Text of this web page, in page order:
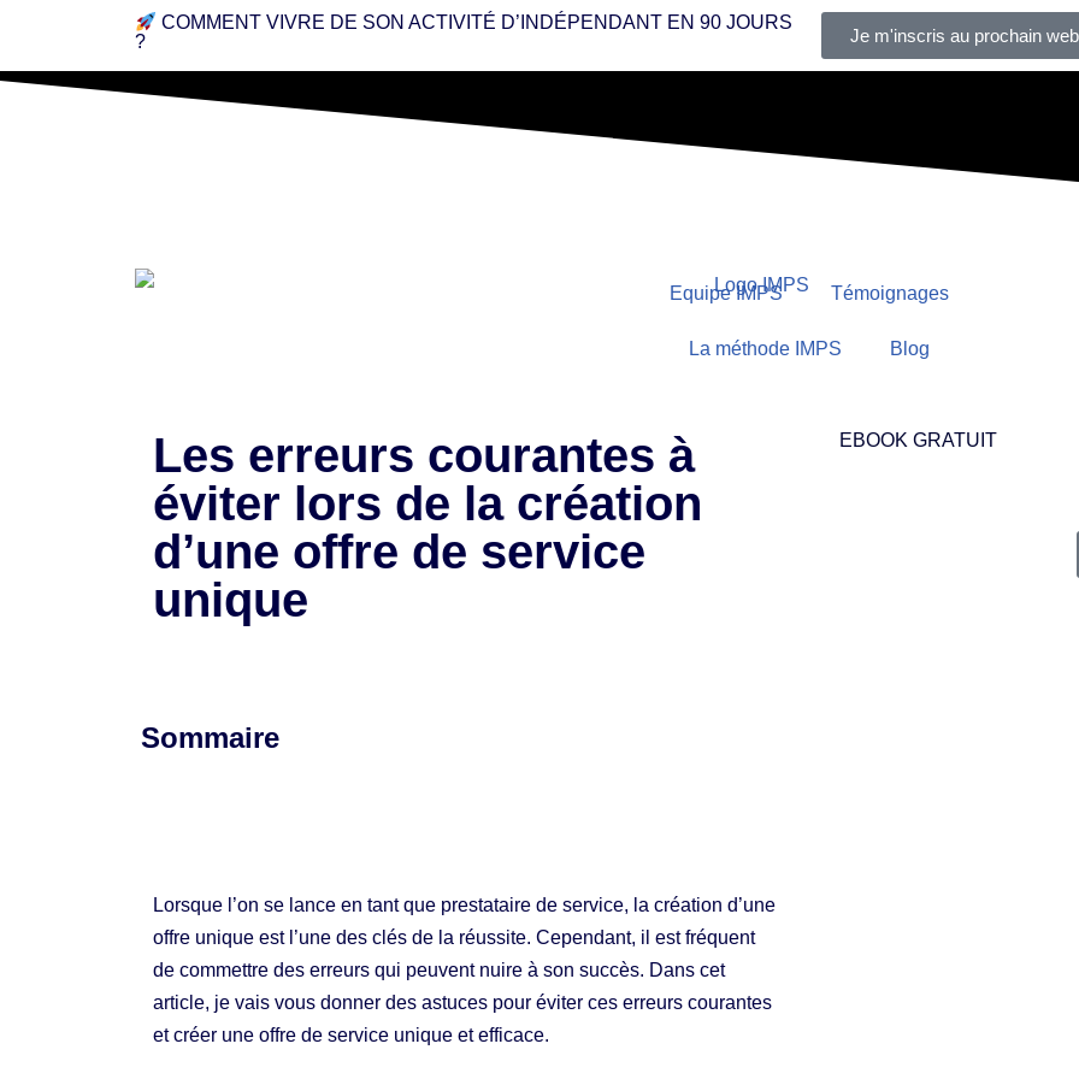
COMMENT VIVRE DE SON ACTIVITÉ D’INDÉPENDANT EN 90 JOURS
?
Je m'inscris au prochain
Equipe IMPS Témoignages
La méthode IMPS Blog
Les erreurs courantes à
éviter lors de la création
d’une offre de service
unique
Sommaire
Lorsque l’on se lance en tant que prestataire de service, la création d’une
offre unique est l’une des clés de la réussite. Cependant, il est fréquent
de commettre des erreurs qui peuvent nuire à son succès. Dans cet
article, je vais vous donner des astuces pour éviter ces erreurs courantes
et créer une offre de service unique et efficace.
EBOOK GRATUIT